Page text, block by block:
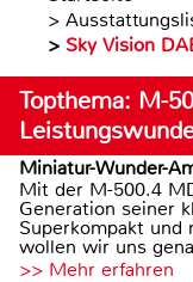
>
> Sky Vision
Topthema: M-
Miniatur-Wunder-
Mit der M-500.4
Generation seiner
Superkompakt
wollen wir uns
>> Mehr erfahren